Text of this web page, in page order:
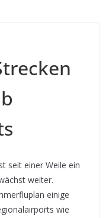
seit einer Weile ein
weiter.
einige
wie